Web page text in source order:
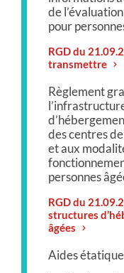
de
pour
RGD du
transmettre
Règlement
des centres
et aux
personnes
RGD du
structures
âgées
Aides